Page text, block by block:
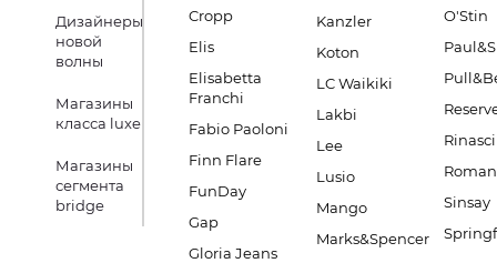
Дизайнеры
новой
волны
Магазины
класса luxe
Магазины
сегмента
bridge
Cropp
Elis
Elisabetta
Franchi
Fabio Paoloni
Finn Flare
FunDay
Gap
Gloria Jeans
Kanzler
Koton
LC Waikiki
Lakbi
Lee
Lusio
Mango
Marks&Spencer
O'Stin
Sinsay